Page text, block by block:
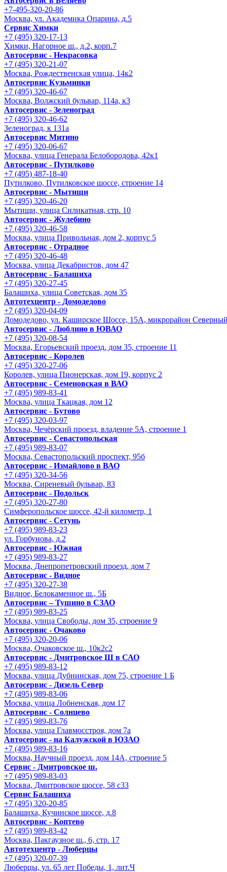
+7-495-320-20-86
Москва, ул. Академика Опарина, д.5
Сервис Химки
+7 (495) 320-17-13
Химки, Нагорное ш., д.2, корп.7
Автосервис - Некрасовка
+7 (495) 320-21-07
Москва, Рождественская улица, 14к2
Автосервис Кузьминки
+7 (495) 320-46-67
Москва, Волжский бульвар, 114а, к3
Автосервис - Зеленоград
+7 (495) 320-46-62
Зеленоград, к 131а
Автосервис Митино
+7 (495) 320-06-67
Москва, улица Генерала Белобородова, 42к1
Автосервис - Путилково
+7 (495) 487-18-40
Путилково, Путилковское шоссе, строение 14
Автосервис - Мытищи
+7 (495) 320-46-20
Мытищи, улица Силикатная, стр. 10
Автосервис - Жулебино
+7 (495) 320-46-58
Москва, улица Привольная, дом 2, корпус 5
Автосервис - Отрадное
+7 (495) 320-46-48
Москва, улица Декабристов, дом 47
Автосервис - Балашиха
+7 (495) 320-27-45
Балашиха, улица Советская, дом 35
Автотехцентр - Домодедово
+7 (495) 320-04-09
Домодедово, ул. Каширское Шоссе, 15А, микрорайон
Автосервис - Люблино в ЮВАО
+7 (495) 320-08-54
Москва, Егорьевский проезд, дом 35, строение 11
Автосервис - Королев
+7 (495) 320-27-06
Королев, улица Пионерская, дом 19, корпус 2
Автосервис - Семеновская в ВАО
+7 (495) 989-83-41
Москва, улица Ткацкая, дом 12
Автосервис - Бутово
+7 (495) 320-03-97
Москва, Чечёрский проезд, владение 5А, строение 1
Автосервис - Cевастопольская
+7 (495) 989-83-07
Москва, Севастопольский проспект, 95б
Автосервис - Измайлово в ВАО
+7 (495) 320-34-56
Москва, Сиреневый бульвар, 83
Автосервис - Подольск
+7 (495) 320-27-80
Симферопольское шоссе, 42-й километр, 1
Автосервис - Сетунь
+7 (495) 989-83-23
ул. Горбунова, д.2
Автосервис - Южная
+7 (495) 989-83-27
Москва, Днепропетровский проезд, дом 7
Автосервис - Видное
+7 (495) 320-27-38
Видное, Белокаменное ш., 5Б
Автосервис – Тушино в СЗАО
+7 (495) 989-83-25
Москва, улица Свободы, дом 35, строение 9
Автосервис - Очаково
+7 (495) 320-20-06
Москва, Очаковское ш., 10к2с2
Автосервис - Дмитровское Ш в САО
+7 (495) 989-83-12
Москва, улица Дубнинская, дом 75, строение 1 Б
Автосервис - Дизель Север
+7 (495) 989-83-06
Москва, улица Лобненская, дом 17
Автосервис - Солнцево
+7 (495) 989-83-76
Москва, улица Главмосстроя, дом 7а
Автосервис - на Калужской в ЮЗАО
+7 (495) 989-83-16
Москва, Научный проезд, дом 14А, строение 5
Сервис - Дмитровское ш.
+7 (495) 989-83-03
Москва, Дмитровское шоссе, 58 с33
Сервис Балашиха
+7 (495) 320-20-85
Балашиха, Кучинское шоссе, д.8
Автосервис - Коптево
+7 (495) 989-83-42
Москва, Пакгаузное ш., 6, стр. 17
Автотехцентр - Люберцы
+7 (495) 320-07-39
Люберцы, ул. 65 лет Победы, 1, лит.Ч